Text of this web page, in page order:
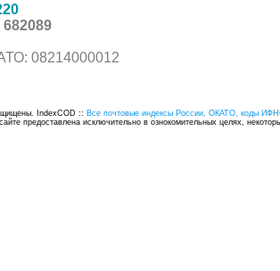
682089
08214000012
IndexCOD :: Все почтовые индексы России, ОКАТО, коды
предоставлена исключительно в ознокомительных целях,